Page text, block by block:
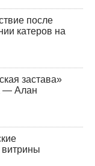
после
катеров на
застава»
— Алан
витрины